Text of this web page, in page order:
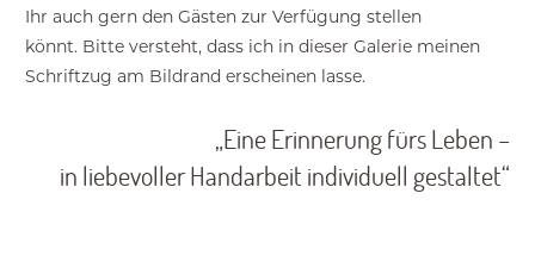
Ihr auch gern den Gästen zur Verfügung stellen
könnt. Bitte versteht, dass ich in dieser Galerie meinen
Schriftzug am Bildrand erscheinen lasse.
„Eine Erinnerung fürs Leben –
in liebevoller Handarbeit individuell gestaltet“